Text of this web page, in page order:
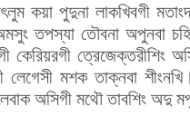
কয়া পুদুনা লাকখিবগী
তপস্যা তৌবনা অপুনবা
ত্রেজেক্তরীশিং
লেগেসী মশক তাক্নবা
অসিগী মথৌ তাবশিং অদু